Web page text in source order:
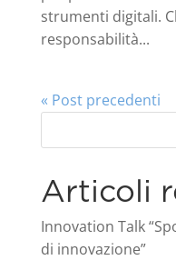
strumenti digitali.
responsabilità...
« Post precedenti
Articoli
Innovation Talk
di innovazione”